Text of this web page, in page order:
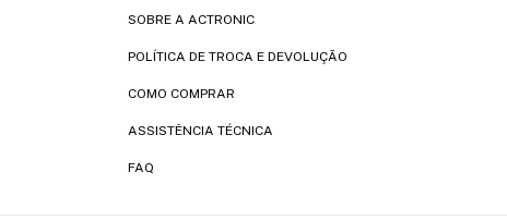
SOBRE A ACTRONIC
POLÍTICA DE TROCA E DEVOLUÇÃO
COMO COMPRAR
ASSISTÊNCIA TÉCNICA
FAQ